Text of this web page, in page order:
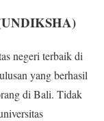
negeri terbaik di
yang berhasil
di Bali. Tidak